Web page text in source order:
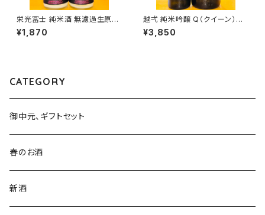
栄光冨士 純米酒 無濾過生原酒
暁乃翼 720ml１本（冨士酒造・
山形県鶴岡市大山）
¥1,870
越弌 純米吟醸 Q（クイーン） 1
800ml１本（株式会社越後鶴
亀・新潟県新潟市西蒲区竹野
¥3,850
CATEGORY
御中元、ギフトセット
春のお酒
新酒